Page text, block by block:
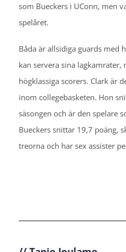
som Bueckers i UConn, men
spelåret.
Båda är allsidiga guards med
kan servera sina lagkamrater,
högklassiga scorers. Clark är
inom collegebasketen. Hon
säsongen och är den spelare
Bueckers snittar 19,7 poäng,
treorna och har sex assister